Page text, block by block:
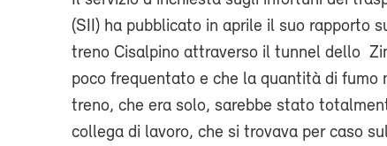
(SII) ha pubblicato in aprile il suo rapporto
treno Cisalpino attraverso il tunnel dello
poco frequentato e che la quantità di fumo
treno, che era solo, sarebbe stato
collega di lavoro, che si trovava per caso